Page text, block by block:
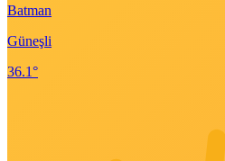
Batman
Güneşli
36.1°